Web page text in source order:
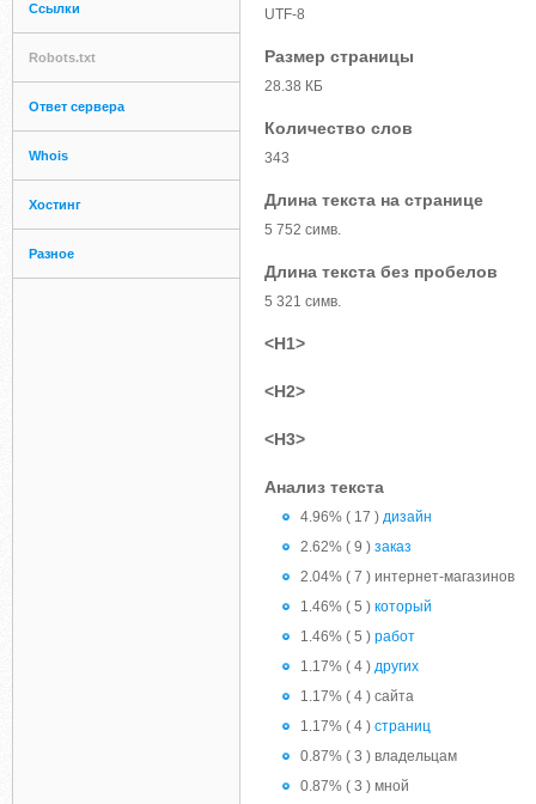
Ссылки
Robots.txt
Ответ сервера
Whois
Хостинг
Разное
UTF-8
Размер страницы
28.38 КБ
Количество слов
343
Длина текста на странице
5 752 симв.
Длина текста без пробелов
5 321 симв.
<H1>
<H2>
<H3>
Анализ текста
4.96% ( 17 ) дизайн
2.62% ( 9 ) заказ
2.04% ( 7 ) интернет-магазинов
1.46% ( 5 ) который
1.46% ( 5 ) работ
1.17% ( 4 ) других
1.17% ( 4 ) сайта
1.17% ( 4 ) страниц
0.87% ( 3 ) владельцам
0.87% ( 3 ) мной